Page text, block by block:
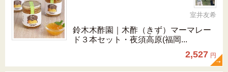
室井友希
鈴木木酢園｜木酢（きず）マーマレー
ド３本セット・夜須高原(福岡...
2,527 円